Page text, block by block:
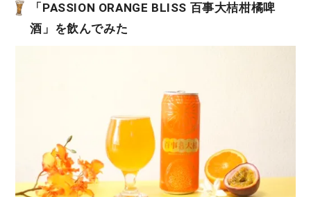
「PASSION ORANGE BLISS 百事大桔柑橘啤
酒」を飲んでみた